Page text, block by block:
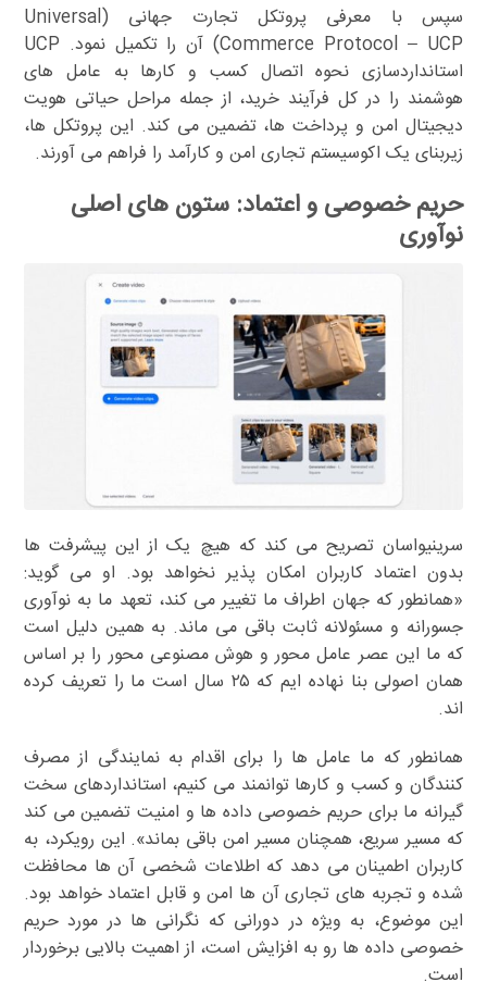
سپس با معرفی پروتکل تجارت جهانی (Universal
Commerce Protocol – UCP) آن را تکمیل نمود. UCP
استانداردسازی نحوه اتصال کسب و کارها به عامل های
هوشمند را در کل فرآیند خرید، از جمله مراحل حیاتی هویت
دیجیتال امن و پرداخت ها، تضمین می کند. این پروتکل ها،
زیربنای یک اکوسیستم تجاری امن و کارآمد را فراهم می آورند.
حریم خصوصی و اعتماد: ستون های اصلی
نوآوری
سرینیواسان تصریح می کند که هیچ یک از این پیشرفت ها
بدون اعتماد کاربران امکان پذیر نخواهد بود. او می گوید:
«همانطور که جهان اطراف ما تغییر می کند، تعهد ما به نوآوری
جسورانه و مسئولانه ثابت باقی می ماند. به همین دلیل است
که ما این عصر عامل محور و هوش مصنوعی محور را بر اساس
همان اصولی بنا نهاده ایم که ۲۵ سال است ما را تعریف کرده
اند.
همانطور که ما عامل ها را برای اقدام به نمایندگی از مصرف
کنندگان و کسب و کارها توانمند می کنیم، استانداردهای سخت
گیرانه ما برای حریم خصوصی داده ها و امنیت تضمین می کند
که مسیر سریع، همچنان مسیر امن باقی بماند». این رویکرد، به
کاربران اطمینان می دهد که اطلاعات شخصی آن ها محافظت
شده و تجربه های تجاری آن ها امن و قابل اعتماد خواهد بود.
این موضوع، به ویژه در دورانی که نگرانی ها در مورد حریم
خصوصی داده ها رو به افزایش است، از اهمیت بالایی برخوردار
است.